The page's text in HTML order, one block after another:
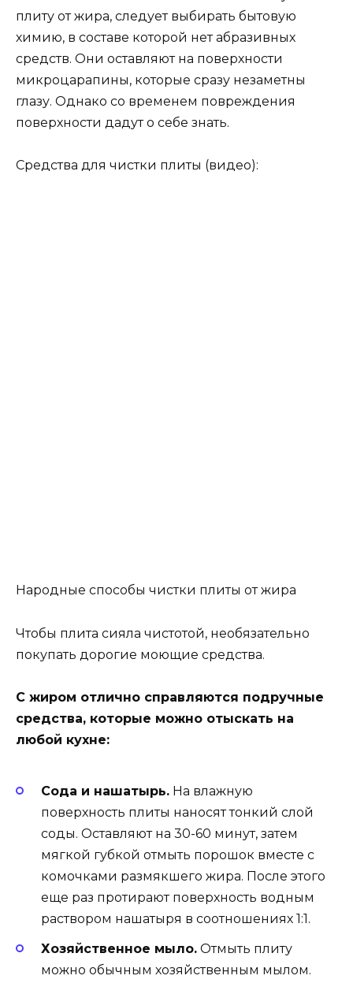
плиту от жира, следует выбирать бытовую
химию, в составе которой нет абразивных
средств. Они оставляют на поверхности
микроцарапины, которые сразу незаметны
глазу. Однако со временем повреждения
поверхности дадут о себе знать.
Средства для чистки плиты (видео):
Народные способы чистки плиты от жира
Чтобы плита сияла чистотой, необязательно
покупать дорогие моющие средства.
С жиром отлично справляются подручные
средства, которые можно отыскать на
любой кухне:
Сода и нашатырь. На влажную
поверхность плиты наносят тонкий слой
соды. Оставляют на 30-60 минут, затем
мягкой губкой отмыть порошок вместе с
комочками размякшего жира. После этого
еще раз протирают поверхность водным
раствором нашатыря в соотношениях 1:1.
Хозяйственное мыло. Отмыть плиту
можно обычным хозяйственным мылом.